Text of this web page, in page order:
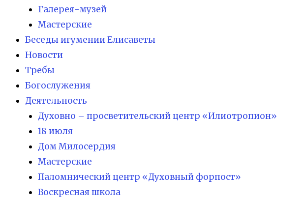
Галерея-музей
Мастерские
Беседы игумении Елисаветы
Новости
Требы
Богослужения
Деятельность
Духовно – просветительский центр «Илиотропион»
18 июля
Дом Милосердия
Мастерские
Паломнический центр «Духовный форпост»
Воскресная школа